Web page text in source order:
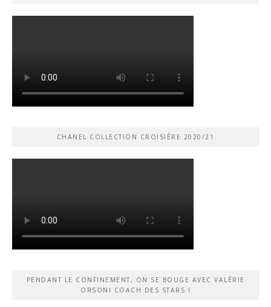
CHANEL COLLECTION CROISIÈRE 2020/21
PENDANT LE CONFINEMENT, ON SE BOUGE AVEC VALÉRIE
ORSONI COACH DES STARS !